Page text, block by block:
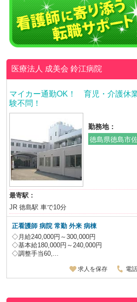
医療法人 成美会鈴江病院
マイカー通勤OK！ 育児・介護休
験不問！
勤務地：
徳島県徳島市
最寄駅：
JR 徳島駅 車で10分
正看護師 病院 常勤 外来 病棟
◇月給240,000円～300,000円
◇基本給180,000円～240,000円
◇調整手当60,...
求人を保存 電